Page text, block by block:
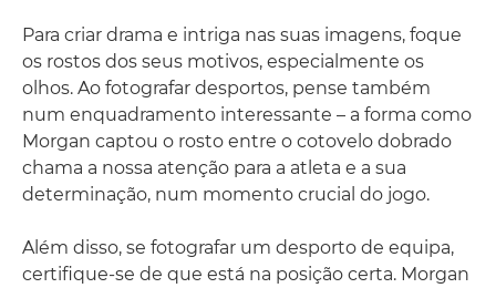
Para criar drama e intriga nas suas imagens, foque
os rostos dos seus motivos, especialmente os
olhos. Ao fotografar desportos, pense também
num enquadramento interessante – a forma como
Morgan captou o rosto entre o cotovelo dobrado
chama a nossa atenção para a atleta e a sua
determinação, num momento crucial do jogo.
Além disso, se fotografar um desporto de equipa,
certifique-se de que está na posição certa. Morgan